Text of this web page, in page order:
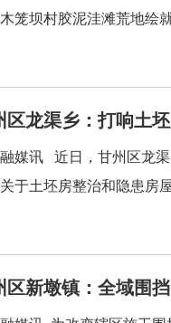
笼坝村胶泥洼滩荒地绘
区龙渠乡：打响土
媒讯 近日，甘州区龙
于土坯房整治和隐患房
区新墩镇：全域围